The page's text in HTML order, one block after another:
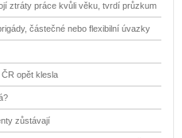
ztráty práce kvůli věku, tvrdí průzkum
částečné nebo flexibilní úvazky
opět klesla
zůstávají